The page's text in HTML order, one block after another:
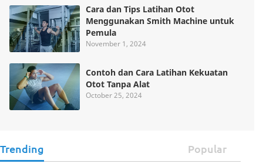
Cara dan Tips Latihan Otot
Menggunakan Smith Machine untuk
Pemula
November 1, 2024
Contoh dan Cara Latihan Kekuatan
Otot Tanpa Alat
October 25, 2024
Trending Popular